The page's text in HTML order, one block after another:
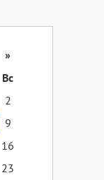
»
Вс
2
9
16
23